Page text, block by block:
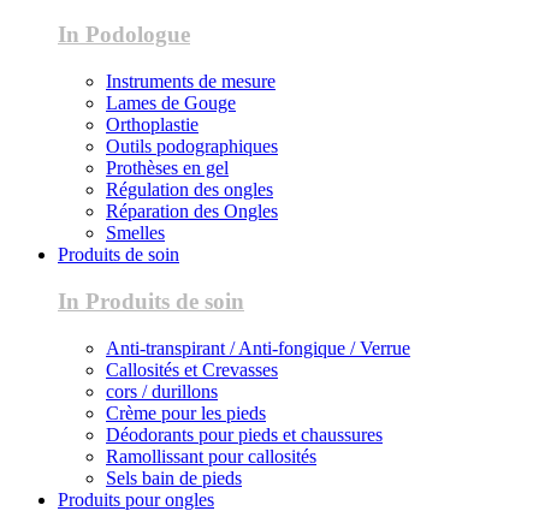
In Podologue
Instruments de mesure
Lames de Gouge
Orthoplastie
Outils podographiques
Prothèses en gel
Régulation des ongles
Réparation des Ongles
Smelles
Produits de soin
In Produits de soin
Anti-transpirant / Anti-fongique / Verrue
Callosités et Crevasses
cors / durillons
Crème pour les pieds
Déodorants pour pieds et chaussures
Ramollissant pour callosités
Sels bain de pieds
Produits pour ongles